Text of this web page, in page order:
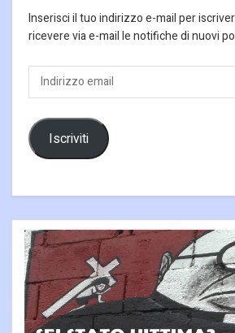
Inserisci il tuo indirizzo e-mail per
ricevere via e-mail le notifiche di nuovi
Indirizzo
email
Iscriviti